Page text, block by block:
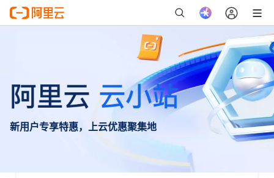
新用户专享特惠，上云优惠聚集地